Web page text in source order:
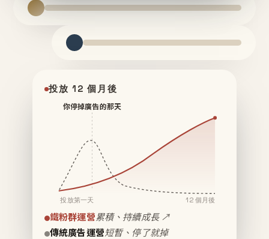
投放 12 個月後
你停掉廣告的那天
投放第一天 12 個月後
鐵粉群運營累積、持續成長 ↗
傳統廣告運營短暫、停了就掉